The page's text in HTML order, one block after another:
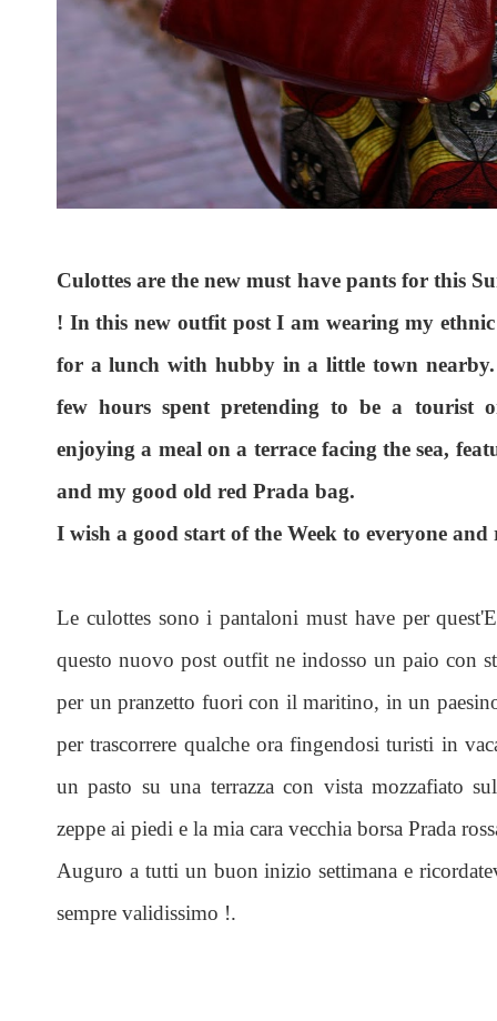
Culottes are the new must have pants for this
! In this new outfit post I am wearing my
for a lunch with hubby in a little town
few hours spent pretending to be a tourist
enjoying a meal on a terrace facing the sea,
and my good old red Prada bag.
I wish a good start of the Week to everyone
Le culottes sono i pantaloni must have per
questo nuovo post outfit ne indosso un paio con
per un pranzetto fuori con il maritino, in un
per trascorrere qualche ora fingendosi turisti in
un pasto su una terrazza con vista mozzafiato
zeppe ai piedi e la mia cara vecchia borsa Prada
Auguro a tutti un buon inizio settimana e
sempre validissimo !.